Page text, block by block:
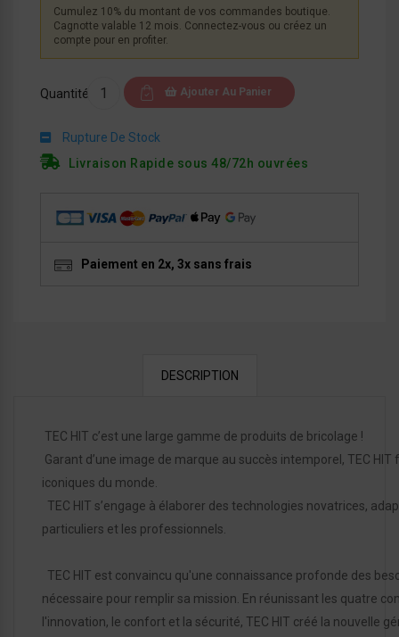
Cumulez 10% du montant de vos commandes boutique.
Cagnotte valable 12 mois. Connectez-vous ou créez un
compte pour en profiter.
Quantité Ajouter Au Panier
Rupture De Stock
Livraison Rapide sous 48/72h ouvrées
Paiement en 2x, 3x sans frais
DESCRIPTION
TEC HIT c’est une large gamme de produits de bricolage !
Garant d’une image de marque au succès intemporel, TEC
iconiques du monde.
TEC HIT s’engage à élaborer des technologies novatrices,
particuliers et les professionnels.
TEC HIT est convaincu qu'une connaissance profonde des
nécessaire pour remplir sa mission. En réunissant les quatre
l'innovation, le confort et la sécurité, TEC HIT créé la nouvelle